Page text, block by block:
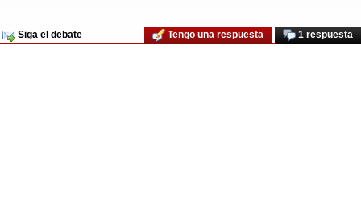
Siga el debate 1 respuesta
Tengo una respuesta